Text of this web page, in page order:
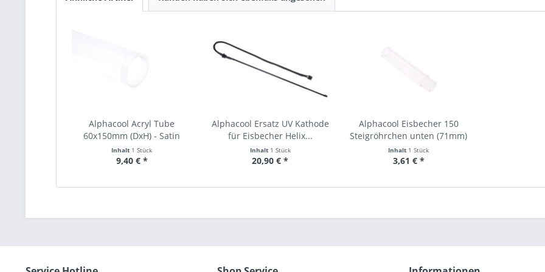
Alphacool Acryl Tube
60x150mm (DxH) - Satin
Inhalt 1 Stück
9,40 € *
Alphacool Ersatz UV Kathode
für Eisbecher Helix...
Inhalt 1 Stück
20,90 € *
Alphacool Eisbecher 150
Steigröhrchen unten (71mm)
Inhalt 1 Stück
3,61 € *